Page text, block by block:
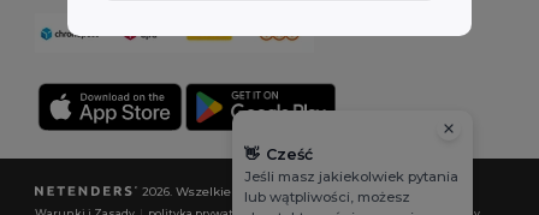
2026. Wszelkie prawa zastrzeżone
👋 Cześć
Jeśli masz jakiekolwiek pytania
lub wątpliwości, możesz